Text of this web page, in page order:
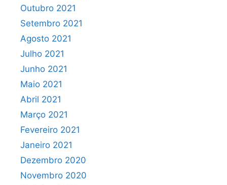
Outubro 2021
Setembro 2021
Agosto 2021
Julho 2021
Junho 2021
Maio 2021
Abril 2021
Março 2021
Fevereiro 2021
Janeiro 2021
Dezembro 2020
Novembro 2020